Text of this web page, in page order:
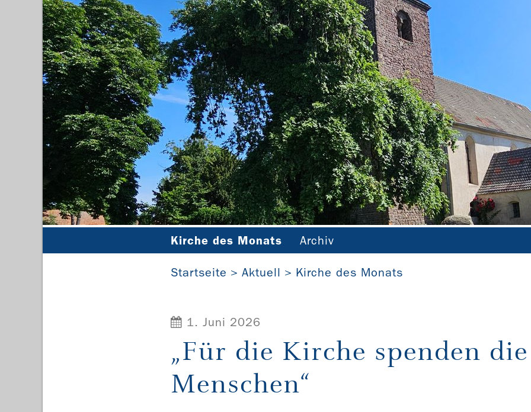
St. Peter und Paul Niederndodeleben (Sachsen-Anhalt)
Kirche des Monats Archiv
Startseite Aktuell Kirche des Monats
1. Juni 2026
„Für die Kirche spenden die
Menschen“